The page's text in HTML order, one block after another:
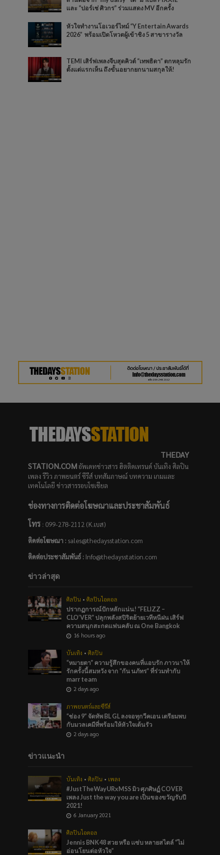
และ “ปอร์เช่ ศิวกร” ร่วมแสดง MV อีกครั้ง
หัวใจทำงานโอเวอร์ไทม์ “Y Entertain Awards
2026” พร้อมเปิดโหวตผู้เข้าชิง 5 สาขารางวัล
TEMI เสิร์ฟเพลงจีบสุดคิวต์ “เทพธิดา” ตกหลุมรัก
ตั้งแต่แรกเห็น ถึงขั้นอยากยกนามสกุลให้!
THEDAY
STATION.COM อัพเดทข่าวสาร ฮิตติดเทรนด์ บันเทิง ศิลปิน
เพลง รีวิว ภาพยนตร์ ซีรีส์ บทสัมภาษณ์ บทความ เกมและ
เทคโนโลยี ข่าวสารรอบโซเชียล
ช่องทางการติดต่อโฆษณาและประชาสัมพันธ์
โทร: 099-278-2112 (K.เบส)
ติดต่อโฆษณา :sales@thedaysstation.com
ติดต่อประชาสัมพันธ์: Info@thedaysstation.com
ข่าวล่าสุด
ศิลปิน • ศิลปินไอดอล
ปรากฏการณ์ปักหลักแน่น! “FELIZZ –
CLO’VER” ปลุกพลังสปิริตย้ายเวทีหนีฝน เสิร์ฟ
ความสนุกสะกดแฟนคลับ ณ One Bangkok
16 hours ago
บันเทิง • ศิลปิน
“หมายตา” ความรู้สึกของคนที่แอบรัก ภาวนาให้
รักครั้งนี้สมหวัง จาก “กัน นภัทร” ที่ร่วมทำกับ
marr team
2 days ago
ภาพยนตร์และซีรีส์
“ช่อง 9” จัดทัพ BL GL ลงจอทุกวีคเอน เตรียมพบ
กับมวลเคมีที่พร้อมให้หัวใจเต้นรัว
2 days ago
ข่าวแนะนำ
บันเทิง • ศิลปิน • เพลง
#JustTheWayURxMSS มิว ศุภศิษฏ์ COVER
เพลง Just the way you are เป็นของขวัญรับปี
2021!
6 January 2021
ศิลปินไอดอล
Jennis BNK48 สวย หรือ เเซ่บ หลายสไตล์ “ไม่
อ่อนโยนต่อหัวใจ”